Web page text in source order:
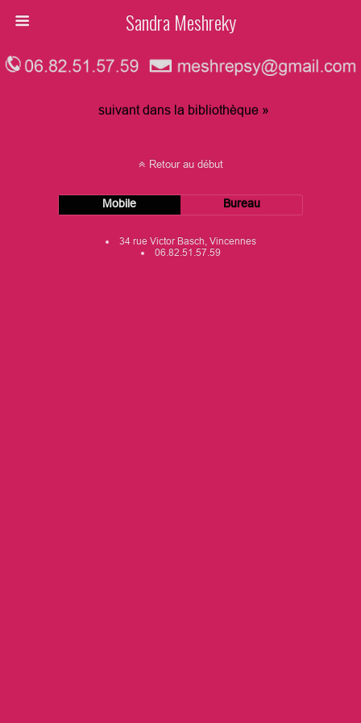
Sandra Meshreky
suivant dans la bibliothèque »
Retour au début
Mobile Bureau
34 rue Victor Basch, Vincennes
06.82.51.57.59